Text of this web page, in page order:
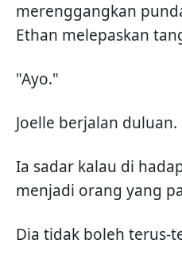
merenggangkan
Ethan melepaskan
"Ayo."
Joelle berjalan duluan.
Ia sadar kalau di
menjadi orang yang
Dia tidak boleh terus-